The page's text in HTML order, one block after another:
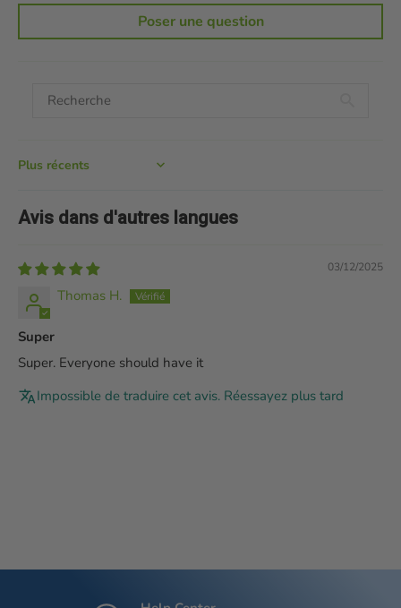
Poser une question
Sort by
Avis dans d'autres langues
03/12/2025
Thomas H.
Super
Super. Everyone should have it
Impossible de traduire cet avis. Réessayez plus tard